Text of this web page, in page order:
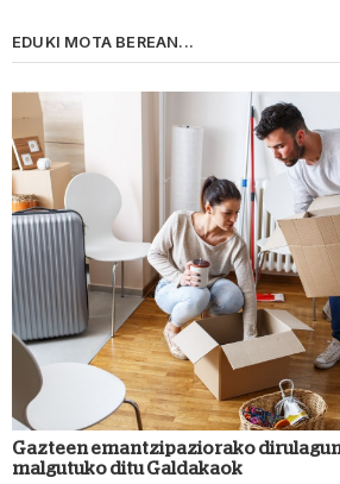
EDUKI MOTA BEREAN...
Gazteen emantzipaziorako
malgutuko ditu Galdakaok